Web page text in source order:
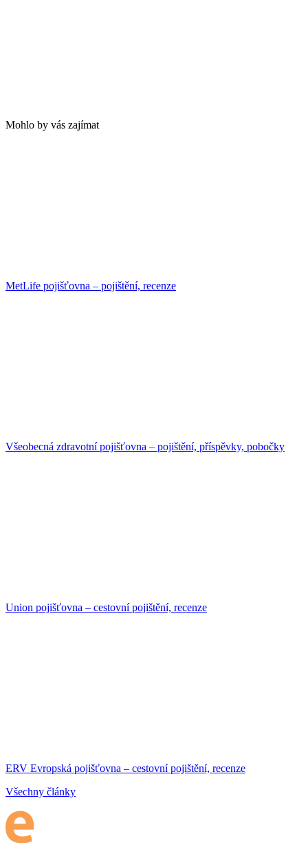
Mohlo by vás zajímat
MetLife pojišťovna – pojištění, recenze
Všeobecná zdravotní pojišťovna – pojištění, příspěvky, pobočky
Union pojišťovna – cestovní pojištění, recenze
ERV Evropská pojišťovna – cestovní pojištění, recenze
Všechny články